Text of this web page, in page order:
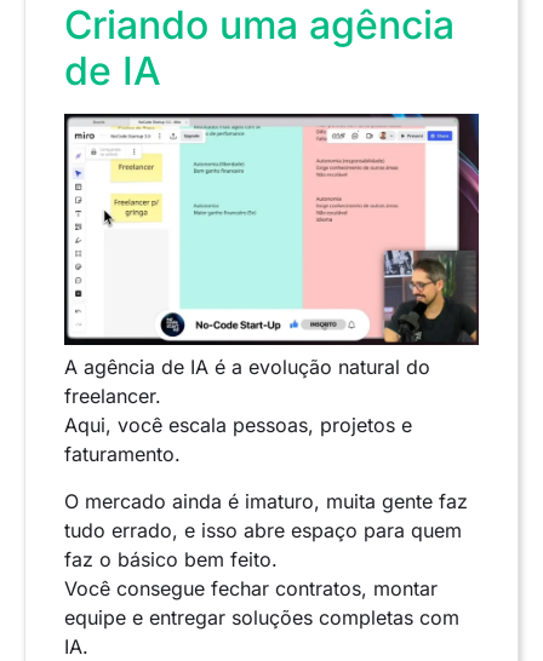
Criando uma agência
de IA
A agência de IA é a evolução natural do
freelancer.
Aqui, você escala pessoas, projetos e
faturamento.
O mercado ainda é imaturo, muita gente faz
tudo errado, e isso abre espaço para quem
faz o básico bem feito.
Você consegue fechar contratos, montar
equipe e entregar soluções completas com
IA.